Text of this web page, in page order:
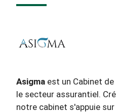
Asigma est un Cabinet
le secteur assurantiel.
notre cabinet s'appuie